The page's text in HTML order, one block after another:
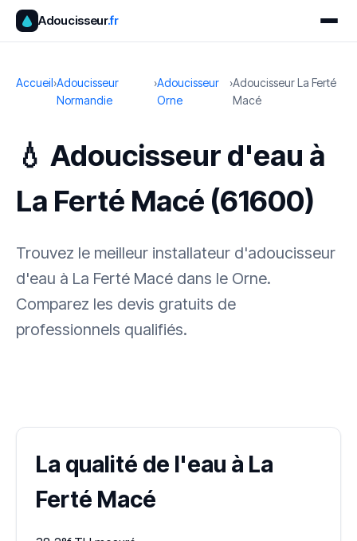
Adoucisseur.fr
Accueil›Adoucisseur
Normandie
›Adoucisseur
Orne
›Adoucisseur La Ferté
Macé
💧 Adoucisseur d'eau à
La Ferté Macé (61600)
Trouvez le meilleur installateur d'adoucisseur
d'eau à La Ferté Macé dans le Orne.
Comparez les devis gratuits de
professionnels qualifiés.
La qualité de l'eau à La
Ferté Macé